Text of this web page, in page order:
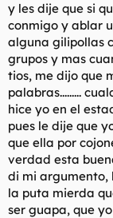
y les dije que si
conmigo y ablar
alguna gilipollas
grupos y mas
tios, me dijo que
palabras.........
hice yo en el
pues le dije que
que ella por
verdad esta
di mi argumento,
la puta mierda
ser guapa, que